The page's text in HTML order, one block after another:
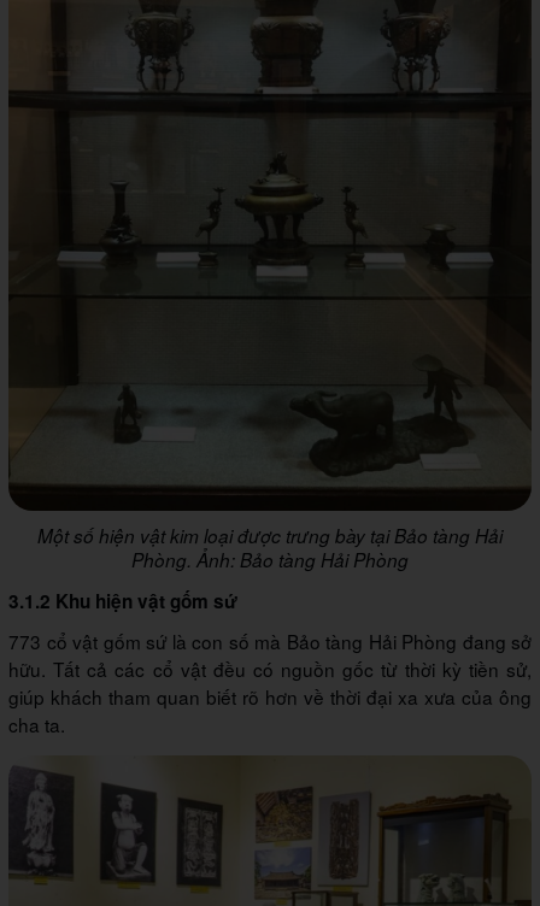
Một số hiện vật kim loại được trưng bày tại Bảo tàng Hải
Phòng. Ảnh: Bảo tàng Hải Phòng
3.1.2 Khu hiện vật gốm sứ
773 cổ vật gốm sứ là con số mà Bảo tàng Hải Phòng đang sở
hữu. Tất cả các cổ vật đều có nguồn gốc từ thời kỳ tiền sử,
giúp khách tham quan biết rõ hơn về thời đại xa xưa của ông
cha ta.